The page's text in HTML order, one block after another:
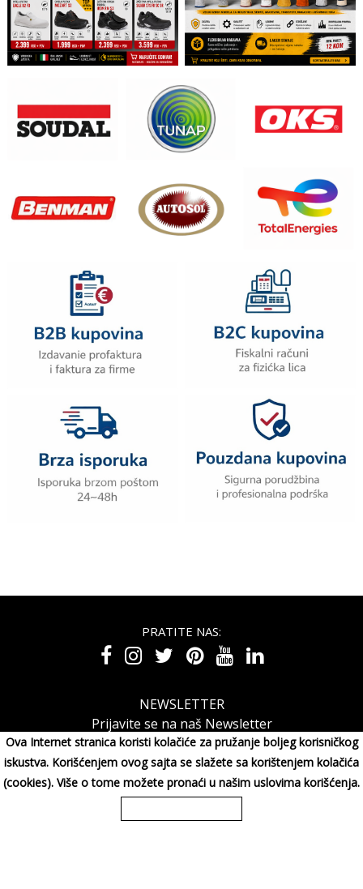
Ova Internet stranica koristi kolačiće za pružanje boljeg korisničkog
iskustva. Korišćenjem ovog sajta se slažete sa korištenjem kolačića
(cookies). Više o tome možete pronaći u našim uslovima korišćenja.
PRATITE NAS:
NEWSLETTER
Prijavite se na naš Newsletter
Srbija065/3003001